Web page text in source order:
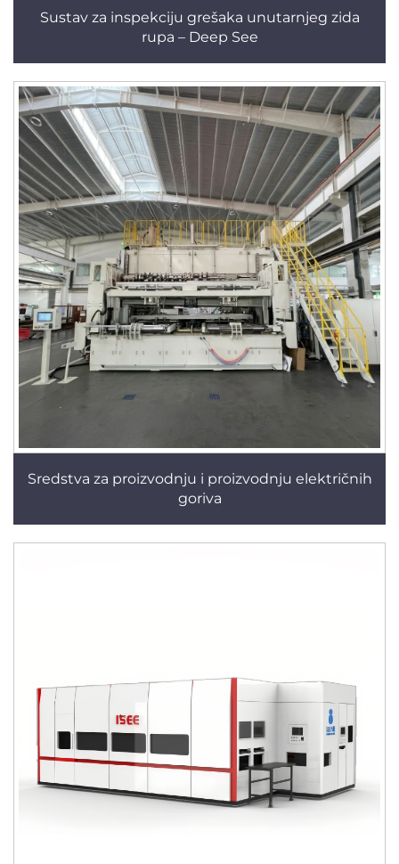
Sustav za inspekciju grešaka unutarnjeg zida
rupa – Deep See
Sredstva za proizvodnju i proizvodnju električnih
goriva